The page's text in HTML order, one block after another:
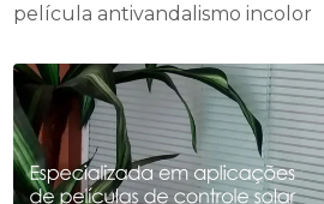
película antivandalismo incolor